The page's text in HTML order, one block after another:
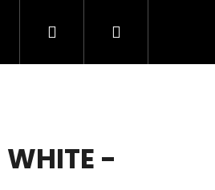
PřihlášeníNákupní
WHITE -